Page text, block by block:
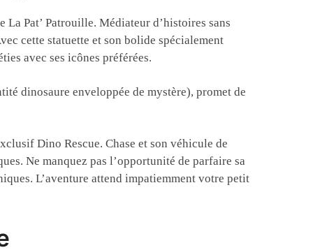
Pat’ Patrouille. Médiateur d’histoires sans
cette statuette et son bolide spécialement
avec ses icônes préférées.
dinosaure enveloppée de mystère), promet de
Dino Rescue. Chase et son véhicule de
Ne manquez pas l’opportunité de parfaire sa
L’aventure attend impatiemment votre petit